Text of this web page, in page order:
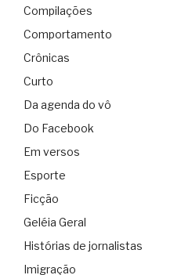
Compilações
Comportamento
Crônicas
Curto
Da agenda do vô
Do Facebook
Em versos
Esporte
Ficção
Geléia Geral
Histórias de jornalistas
Imigração